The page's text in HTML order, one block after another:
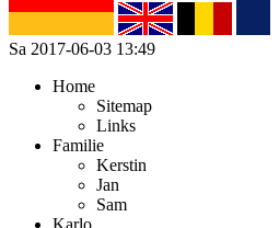
Sa 2017-06-03 13:49
Home
Sitemap
Links
Familie
Kerstin
Jan
Sam
Karlo